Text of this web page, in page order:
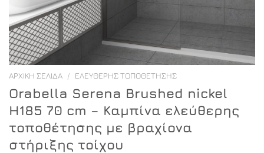
ΑΡΧΙΚΉ ΣΕΛΊΔΑ / ΕΛΕΎΘΕΡΗΣ ΤΟΠΟΘΈΤΗΣΗΣ
Orabella Serena Brushed nickel
H185 70 cm – Καμπίνα ελεύθερης
τοποθέτησης με βραχίονα
στήριξης τοίχου